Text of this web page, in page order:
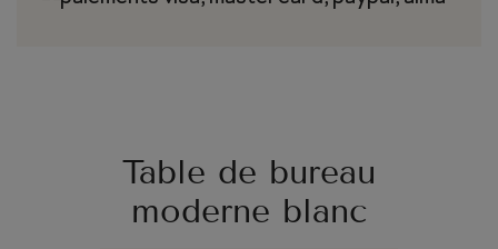
Table de bureau
moderne blanc